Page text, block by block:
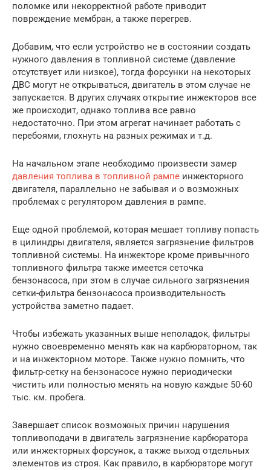
поломке или некорректной работе приводит
повреждение мембран, а также перегрев.
Добавим, что если устройство не в состоянии создать
нужного давления в топливной системе (давление
отсутствует или низкое), тогда форсунки на некоторых
ДВС могут не открываться, двигатель в этом случае не
запускается. В других случаях открытие инжекторов все
же происходит, однако топлива все равно
недостаточно. При этом агрегат начинает работать с
перебоями, глохнуть на разных режимах и т.д.
На начальном этапе необходимо произвести замер
давления топлива в топливной рампе инжекторного
двигателя, параллельно не забывая и о возможных
проблемах с регулятором давления в рампе.
Еще одной проблемой, которая мешает топливу попасть
в цилиндры двигателя, является загрязнение фильтров
топливной системы. На инжекторе кроме привычного
топливного фильтра также имеется сеточка
бензонасоса, при этом в случае сильного загрязнения
сетки-фильтра бензонасоса производительность
устройства заметно падает.
Чтобы избежать указанных выше неполадок, фильтры
нужно своевременно менять как на карбюраторном, так
и на инжекторном моторе. Также нужно помнить, что
фильтр-сетку на бензонасосе нужно периодически
чистить или полностью менять на новую каждые 50-60
тыс. км. пробега.
Завершает список возможных причин нарушения
топливоподачи в двигатель загрязнение карбюратора
или инжекторных форсунок, а также выход отдельных
элементов из строя. Как правило, в карбюраторе могут